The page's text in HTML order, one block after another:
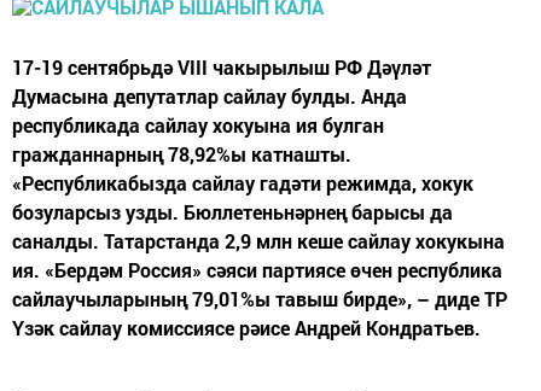
17-19 сентябрьдә VIII чакырылыш РФ Дәүләт
Думасына депутатлар сайлау булды. Анда
республикада сайлау хокуына ия булган
гражданнарның 78,92%ы катнашты.
«Республикабызда сайлау гадәти режимда, хокук
бозуларсыз узды. Бюллетеньнәрнең барысы да
саналды. Татарстанда 2,9 млн кеше сайлау хокукына
ия. «Бердәм Россия» сәяси партиясе өчен республика
сайлаучыларының 79,01%ы тавыш бирде», – диде ТР
Үзәк сайлау комиссиясе рәисе Андрей Кондратьев.